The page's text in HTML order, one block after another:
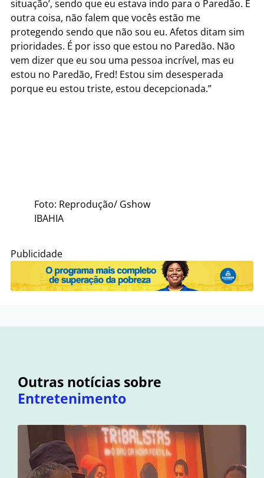
situação’, sendo que eu estava indo para o Paredão. E
outra coisa, não falem que vocês estão me
protegendo sendo que não sou eu. Afetos ditam sim
prioridades. É por isso que estou no Paredão. Não
vem dizer que eu sou uma pessoa incrível, mas eu
estou no Paredão, Fred! Estou sim desesperada
porque eu estou triste, estou decepcionada.”
Foto: Reprodução/ Gshow
IBAHIA
Publicidade
Outras notícias sobre
Entretenimento